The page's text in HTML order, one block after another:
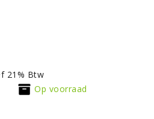
21% Btw
Op voorraad